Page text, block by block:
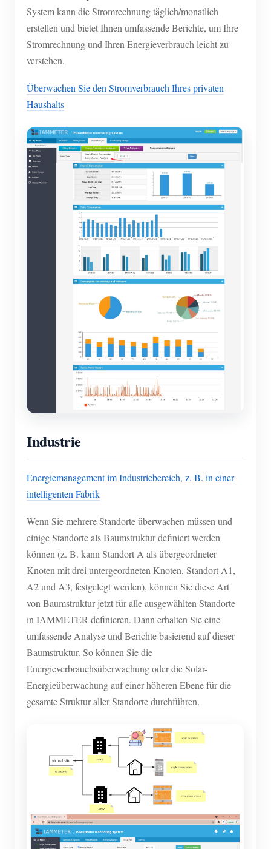
System kann die Stromrechnung täglich/monatlich
erstellen und bietet Ihnen umfassende Berichte, um Ihre
Stromrechnung und Ihren Energieverbrauch leicht zu
verstehen.
Überwachen Sie den Stromverbrauch Ihres privaten
Haushalts
Industrie
Energiemanagement im Industriebereich, z. B. in einer
intelligenten Fabrik
Wenn Sie mehrere Standorte überwachen müssen und
einige Standorte als Baumstruktur definiert werden
können (z. B. kann Standort A als übergeordneter
Knoten mit drei untergeordneten Knoten, Standort A1,
A2 und A3, festgelegt werden), können Sie diese Art
von Baumstruktur jetzt für alle ausgewählten Standorte
in IAMMETER definieren. Dann erhalten Sie eine
umfassende Analyse und Berichte basierend auf dieser
Baumstruktur. So können Sie die
Energieverbrauchsüberwachung oder die Solar-
Energieüberwachung auf einer höheren Ebene für die
gesamte Struktur aller Standorte durchführen.